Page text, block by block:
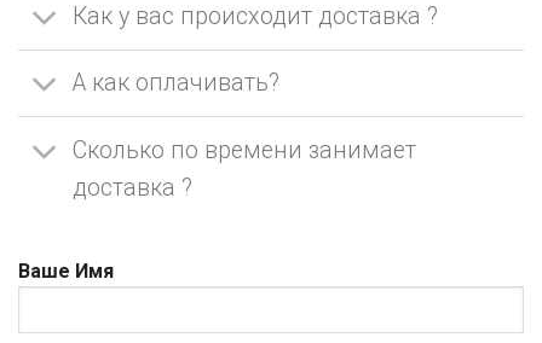
Как у вас происходит доставка ?
А как оплачивать?
Сколько по времени занимает
доставка ?
Ваше Имя